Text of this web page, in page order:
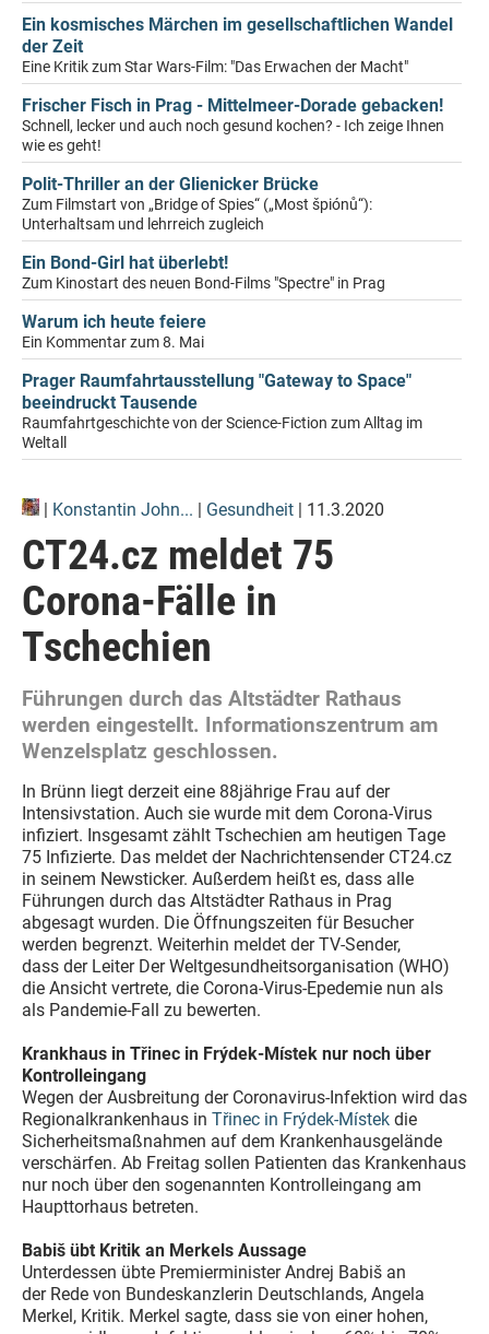
Ein kosmisches Märchen im gesellschaftlichen Wandel
der Zeit
Eine Kritik zum Star Wars-Film: "Das Erwachen der Macht"
Frischer Fisch in Prag - Mittelmeer-Dorade gebacken!
Schnell, lecker und auch noch gesund kochen? - Ich zeige Ihnen
wie es geht!
Polit-Thriller an der Glienicker Brücke
Zum Filmstart von „Bridge of Spies“ („Most špiónů“):
Unterhaltsam und lehrreich zugleich
Ein Bond-Girl hat überlebt!
Zum Kinostart des neuen Bond-Films "Spectre" in Prag
Warum ich heute feiere
Ein Kommentar zum 8. Mai
Prager Raumfahrtausstellung "Gateway to Space"
beeindruckt Tausende
Raumfahrtgeschichte von der Science-Fiction zum Alltag im
Weltall
| Konstantin John... | Gesundheit | 11.3.2020
CT24.cz meldet 75
Corona-Fälle in
Tschechien
Führungen durch das Altstädter Rathaus
werden eingestellt. Informationszentrum am
Wenzelsplatz geschlossen.
In Brünn liegt derzeit eine 88jährige Frau auf der
Intensivstation. Auch sie wurde mit dem Corona-Virus
infiziert. Insgesamt zählt Tschechien am heutigen Tage
75 Infizierte. Das meldet der Nachrichtensender CT24.cz
in seinem Newsticker. Außerdem heißt es, dass alle
Führungen durch das Altstädter Rathaus in Prag
abgesagt wurden. Die Öffnungszeiten für Besucher
werden begrenzt. Weiterhin meldet der TV-Sender,
dass der Leiter Der Weltgesundheitsorganisation (WHO)
die Ansicht vertrete, die Corona-Virus-Epedemie nun als
als Pandemie-Fall zu bewerten.
Krankhaus in Třinec in Frýdek-Místek nur noch über
Kontrolleingang
Wegen der Ausbreitung der Coronavirus-Infektion wird das
Regionalkrankenhaus in Třinec in Frýdek-Místek die
Sicherheitsmaßnahmen auf dem Krankenhausgelände
verschärfen. Ab Freitag sollen Patienten das Krankenhaus
nur noch über den sogenannten Kontrolleingang am
Haupttorhaus betreten.
Babiš übt Kritik an Merkels Aussage
Unterdessen übte Premierminister Andrej Babiš an
der Rede von Bundeskanzlerin Deutschlands, Angela
Merkel, Kritik. Merkel sagte, dass sie von einer hohen,